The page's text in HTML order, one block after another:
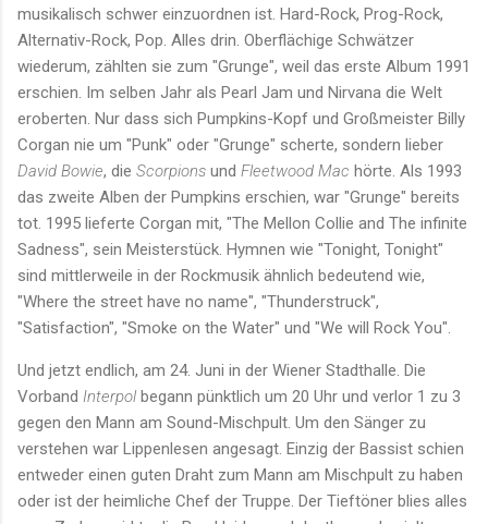
musikalisch schwer einzuordnen ist. Hard-Rock, Prog-Rock,
Alternativ-Rock, Pop. Alles drin. Oberflächige Schwätzer
wiederum, zählten sie zum "Grunge", weil das erste Album 1991
erschien. Im selben Jahr als Pearl Jam und Nirvana die Welt
eroberten. Nur dass sich Pumpkins-Kopf und Großmeister Billy
Corgan nie um "Punk" oder "Grunge" scherte, sondern lieber
David Bowie, die Scorpions und Fleetwood Mac hörte. Als 1993
das zweite Alben der Pumpkins erschien, war "Grunge" bereits
tot. 1995 lieferte Corgan mit, "The Mellon Collie and The infinite
Sadness", sein Meisterstück. Hymnen wie "Tonight, Tonight"
sind mittlerweile in der Rockmusik ähnlich bedeutend wie,
"Where the street have no name", "Thunderstruck",
"Satisfaction", "Smoke on the Water" und "We will Rock You".
Und jetzt endlich, am 24. Juni in der Wiener Stadthalle. Die
Vorband Interpolbegann pünktlich um 20 Uhr und verlor 1 zu 3
gegen den Mann am Sound-Mischpult. Um den Sänger zu
verstehen war Lippenlesen angesagt. Einzig der Bassist schien
entweder einen guten Draht zum Mann am Mischpult zu haben
oder ist der heimliche Chef der Truppe. Der Tieftöner blies alles